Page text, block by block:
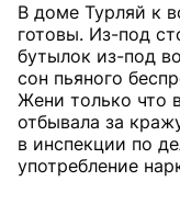
В доме Турляй к
готовы. Из-под
бутылок из-под
сон пьяного
Жени только что
отбывала за
в инспекции по
употребление